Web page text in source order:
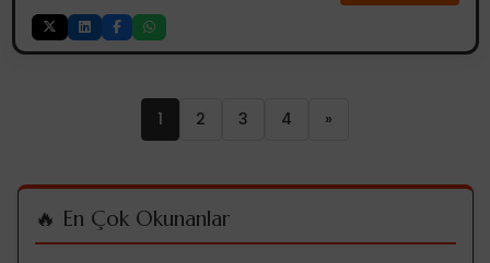
1 2 3 4 »
🔥 En Çok Okunanlar